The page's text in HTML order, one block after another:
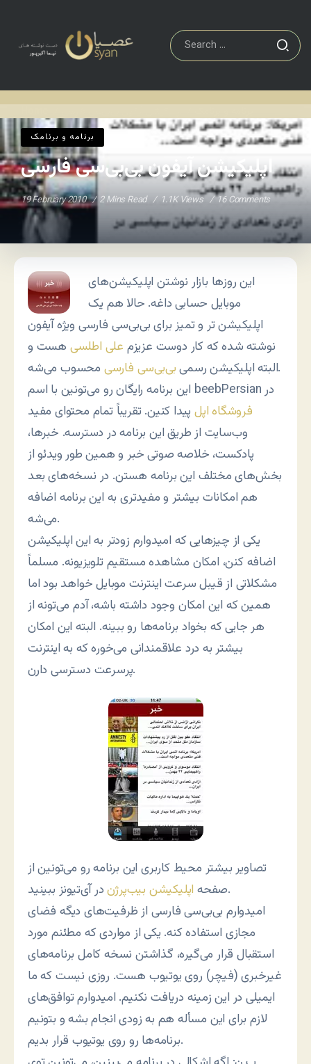
برنامه و برنامک
اپلیکیشن آیفون بی‌بی‌سی فارسی
19 February 2010 2 Mins Read 1.1K Views 16 Comments
این روزها بازار نوشتن اپلیکیشن‌های
موبایل حسابی داغه. حالا هم یک
اپلیکیشن تر و تمیز برای بی‌بی‌سی فارسی ویژه آیفون
نوشته شده که کار دوست عزیزم علی اطلسی هست و
البته اپلیکیشن رسمیبی‌بی‌سی فارسی
محسوب می‌شه.
این برنامه رایگان رو می‌تونین با اسم beebPersian در
فروشگاه اپلپیدا کنین. تقریباً تمام محتوای مفید
وب‌سایت از طریق این برنامه در دسترسه. خبرها،
پادکست، خلاصه صوتی خبر و همین طور ویدئو از
بخش‌های مختلف این برنامه هستن. در نسخه‌های بعد
هم امکانات بیشتر و مفیدتری به این برنامه اضافه
می‌شه.
یکی از چیزهایی که امیدوارم زودتر به این اپلیکیشن
اضافه کنن، امکان مشاهده مستقیم تلویزیونه. مسلماً
مشکلاتی از قیبل سرعت اینترنت موبایل خواهد بود اما
همین که این امکان وجود داشته باشه، آدم می‌تونه از
هر جایی که بخواد برنامه‌ها رو ببینه. البته این امکان
بیشتر به درد علاقمندانی می‌خوره که به اینترنت
پرسرعت دسترسی دارن.
تصاویر بیشتر محیط کاربری این برنامه رو می‌تونین از
صفحه اپلیکیشن بیب‌پرژن
در آی‌تیونز ببینید.
امیدوارم بی‌بی‌سی فارسی از ظرفیت‌های دیگه فضای
مجازی استفاده کنه. یکی از مواردی که مطئنم مورد
استقبال قرار می‌گیره، گذاشتن نسخه کامل برنامه‌های
غیرخبری (فیچر) روی یوتیوب هست. روزی نیست که ما
ایمیلی در این زمینه دریافت نکنیم. امیدوارم توافق‌های
لازم برای این مسأله هم به زودی انجام بشه و بتونیم
برنامه‌ها رو روی یوتیوب قرار بدیم.